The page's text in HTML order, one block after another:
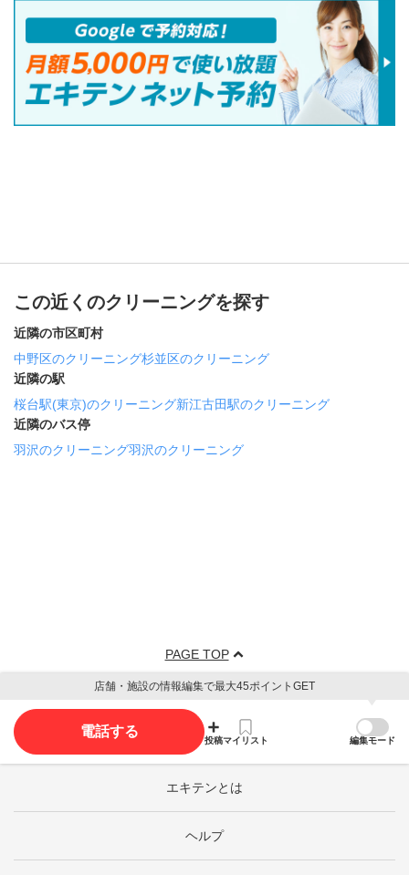
この近くのクリーニングを探す
近隣の市区町村
中野区のクリーニング杉並区のクリーニング
近隣の駅
桜台駅(東京)のクリーニング新江古田駅のクリーニング
近隣のバス停
羽沢のクリーニング羽沢のクリーニング
PAGE TOP
店舗・施設の情報編集で最大45ポイントGET
電話する
投稿マイリスト 編集モード
エキテンとは
ヘルプ